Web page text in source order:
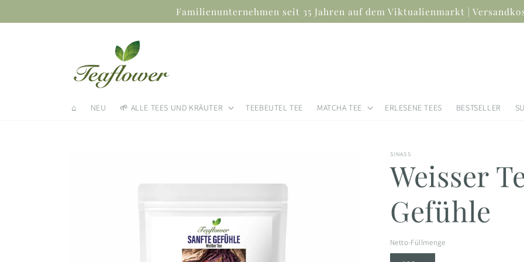
Inhalt
Familienunternehmen seit 35 Jahren auf dem Viktualienmarkt |
⌂ NEU 🌱 ALLE TEES UND KRÄUTER TEEBEUTEL TEE MATCHA TEE ERLESENE TEES BESTSELLER
SINASS
Weisser
Gefühle
Netto-Füllmenge